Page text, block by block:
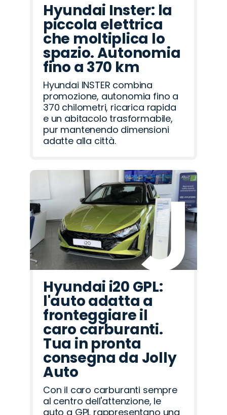
Hyundai Inster: la
piccola elettrica
che moltiplica lo
spazio. Autonomia
fino a 370 km
Hyundai INSTER combina
promozione, autonomia fino a
370 chilometri, ricarica rapida
e un abitacolo trasformabile,
pur mantenendo dimensioni
adatte alla città.
Hyundai i20 GPL:
l'auto adatta a
fronteggiare il
caro carburanti.
Tua in pronta
consegna da Jolly
Auto
Con il caro carburanti sempre
al centro dell'attenzione, le
auto a GPL rappresentano una